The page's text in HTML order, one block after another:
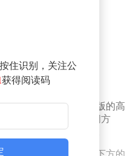
寸仪表屏，配备满血版的高
无线充电等配置。空间方
，轴距为 2900mm。
尾带有“FAW”尾标，下方的
住识别，关注公
获得阅读码